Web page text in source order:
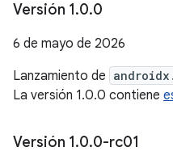
Versión 1.0.0
6 de mayo de 2026
Lanzamiento de
La versión 1.0.0 contiene
Versión 1.0.0-rc01